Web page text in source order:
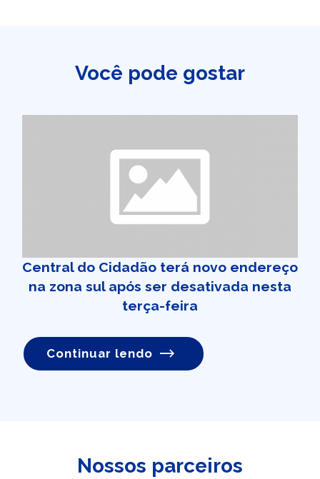
Você pode gostar
Central do Cidadão terá novo endereço
na zona sul após ser desativada nesta
terça-feira
Continuar lendo
Nossos parceiros